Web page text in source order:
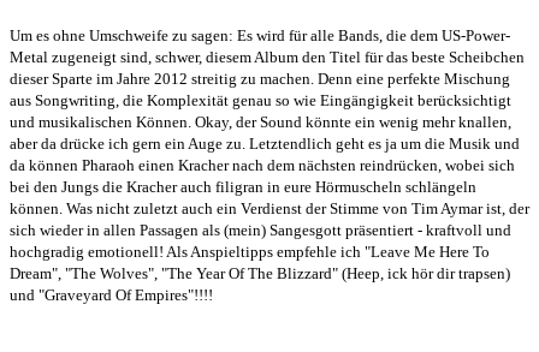
Um es ohne Umschweife zu sagen: Es wird für alle Bands, die dem US-Power-
Metal zugeneigt sind, schwer, diesem Album den Titel für das beste Scheibchen
dieser Sparte im Jahre 2012 streitig zu machen. Denn eine perfekte Mischung
aus Songwriting, die Komplexität genau so wie Eingängigkeit berücksichtigt
und musikalischen Können. Okay, der Sound könnte ein wenig mehr knallen,
aber da drücke ich gern ein Auge zu. Letztendlich geht es ja um die Musik und
da können Pharaoh einen Kracher nach dem nächsten reindrücken, wobei sich
bei den Jungs die Kracher auch filigran in eure Hörmuscheln schlängeln
können. Was nicht zuletzt auch ein Verdienst der Stimme von Tim Aymar ist, der
sich wieder in allen Passagen als (mein) Sangesgott präsentiert - kraftvoll und
hochgradig emotionell! Als Anspieltipps empfehle ich "Leave Me Here To
Dream", "The Wolves", "The Year Of The Blizzard" (Heep, ick hör dir trapsen)
und "Graveyard Of Empires"!!!!